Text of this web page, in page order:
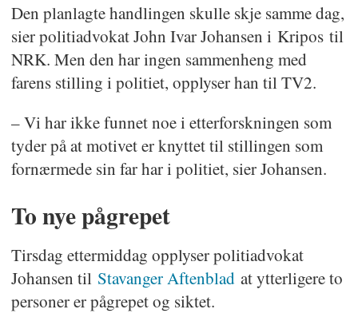
Den planlagte handlingen skulle skje samme dag,
sier politiadvokat John Ivar Johansen i Kripos til
NRK. Men den har ingen sammenheng med
farens stilling i politiet, opplyser han til TV2.
– Vi har ikke funnet noe i etterforskningen som
tyder på at motivet er knyttet til stillingen som
fornærmede sin far har i politiet, sier Johansen.
To nye pågrepet
Tirsdag ettermiddag opplyser politiadvokat
Johansen til Stavanger Aftenbladat ytterligere to
personer er pågrepet og siktet.